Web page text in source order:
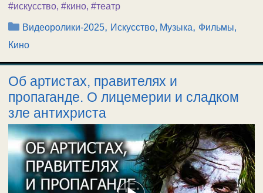
#искусство, #кино, #театр
Рубрики
Видеоролики-2025, Искусство, Музыка, Фильмы,
Кино
Об артистах, правителях и
пропаганде. О лицемерии и сладком
зле антихриста